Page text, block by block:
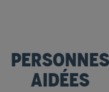
PERSONNES
AIDÉES